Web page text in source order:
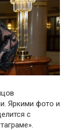
Яркими фօто и
с